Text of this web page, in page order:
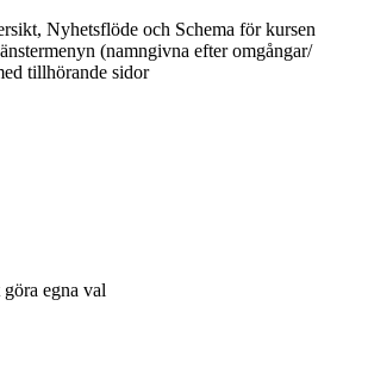
Nyhetsflöde och Schema för kursen
(namngivna efter omgångar/
tillhörande sidor
egna val